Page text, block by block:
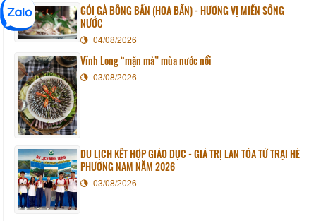
GỎI GÀ BÔNG BẦN (HOA BẦN) - HƯƠNG VỊ MIỀN SÔNG
NƯỚC
04/08/2026
Vĩnh Long “mặn mà” mùa nước nổi
03/08/2026
DU LỊCH KẾT HỢP GIÁO DỤC - GIÁ TRỊ LAN TỎA TỪ TRẠI HÈ
PHƯƠNG NAM NĂM 2026
03/08/2026